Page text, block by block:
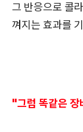
그 반응으로 콜
껴지는 효과를
"그럼 똑같은